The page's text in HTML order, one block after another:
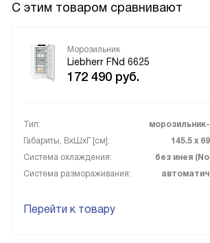
С этим товаром сравнивают
Морозильник
Liebherr FNd 6625
172 490 руб.
Тип:
Габариты, ВxШxГ [см]:
145.5 х
Система охлаждения:
без инея
Система размораживания:
Перейти к товару